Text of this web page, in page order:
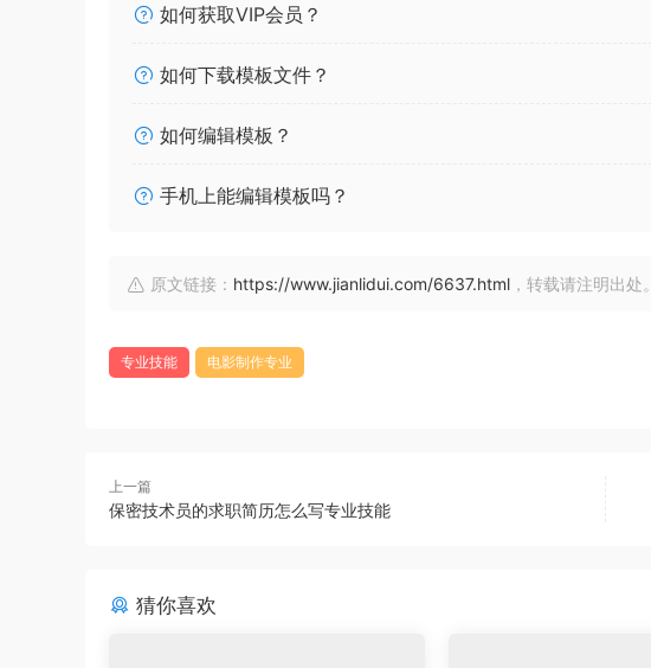
如何获取VIP会员？
如何下载模板文件？
如何编辑模板？
手机上能编辑模板吗？
原文链接： https://www.jianlidui.com/6637.html ，转载请注明出处。
专业技能 电影制作专业
上一篇
保密技术员的求职简历怎么写专业技能
猜你喜欢